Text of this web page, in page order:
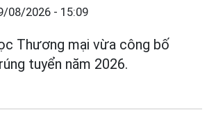
08/2026 - 15:09
Thương mại vừa công bố
tuyển năm 2026.